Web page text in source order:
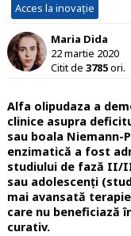
Acces la inovație
Maria Dida
22 martie 2020
Citit de 3785ori.
Alfa olipudaza a
clinice asupra
sau boala Niemann-
enzimatică a fost
studiului de fază II/
sau adolescenți
mai avansată
care nu beneficiază
curativ.